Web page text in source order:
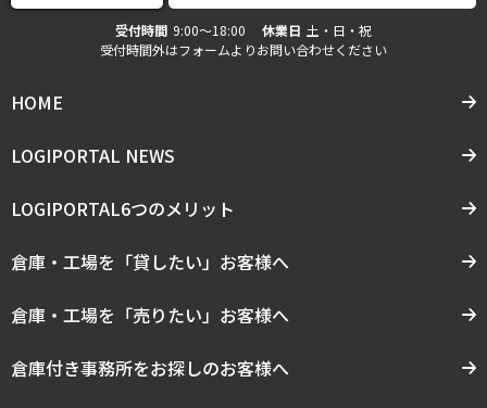
受付時間 9:00〜18:00 休業日 土・日・祝
受付時間外はフォームよりお問い合わせください
HOME
LOGIPORTAL NEWS
LOGIPORTAL6つのメリット
倉庫・工場を「貸したい」お客様へ
倉庫・工場を「売りたい」お客様へ
倉庫付き事務所をお探しのお客様へ